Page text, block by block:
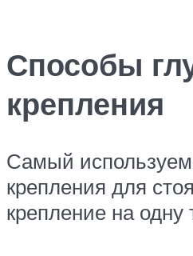
Способы
крепления
Самый
крепления для
крепление на одну